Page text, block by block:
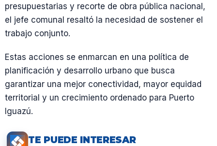
presupuestarias y recorte de obra pública nacional,
el jefe comunal resaltó la necesidad de sostener el
trabajo conjunto.
Estas acciones se enmarcan en una política de
planificación y desarrollo urbano que busca
garantizar una mejor conectividad, mayor equidad
territorial y un crecimiento ordenado para Puerto
Iguazú.
TE PUEDE INTERESAR